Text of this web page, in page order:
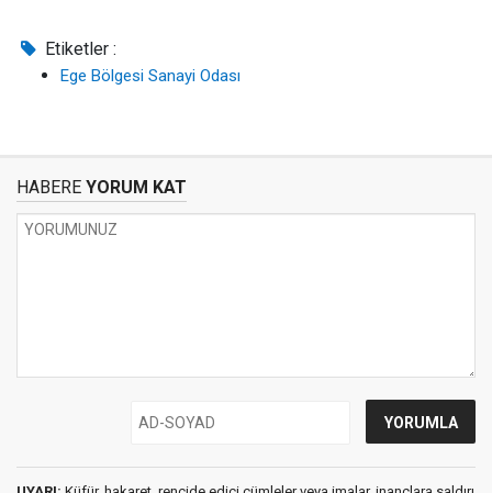
Etiketler :
Ege Bölgesi Sanayi Odası
HABERE YORUM KAT